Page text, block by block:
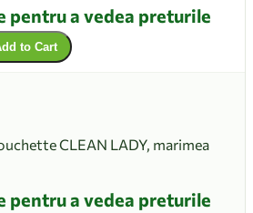
pentru a vedea preturile
to Cart
CLEAN LADY, marimea
pentru a vedea preturile